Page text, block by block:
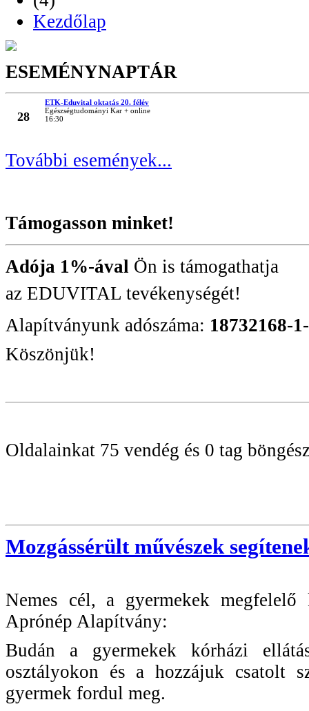
Kezdőlap
ESEMÉNYNAPTÁR
28
ETK-Eduvital oktatás 20. félév
Egészségtudományi Kar + online
16:30
További események...
Támogasson minket!
Adója 1%-ával Ön is támogathatja
az EDUVITAL tevékenységét!
Alapítványunk adószáma: 18732168-
Köszönjük!
Oldalainkat 75 vendég és 0 tag
Mozgássérült művészek
Nemes cél, a gyermekek megfelelő
Aprónép Alapítvány:
Budán a gyermekek kórházi
osztályokon és a hozzájuk csatolt
gyermek fordul meg.